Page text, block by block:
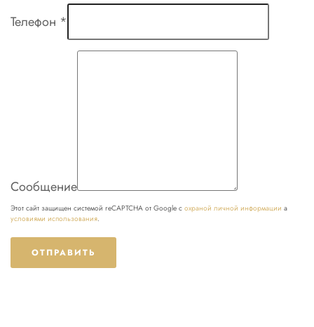
Телефон *
Сообщение
Этот сайт защищен системой reCAPTCHA от Google с охраной личной информации a
условиями использования.
ОТПРАВИТЬ